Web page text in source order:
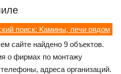
поиск: Камины, печи рядом
сайте найдено 9 объектов.
о фирмах по монтажу
адреса организаций.